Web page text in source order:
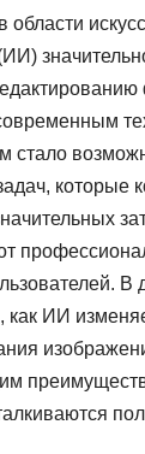
области
стало
которые
В
как ИИ